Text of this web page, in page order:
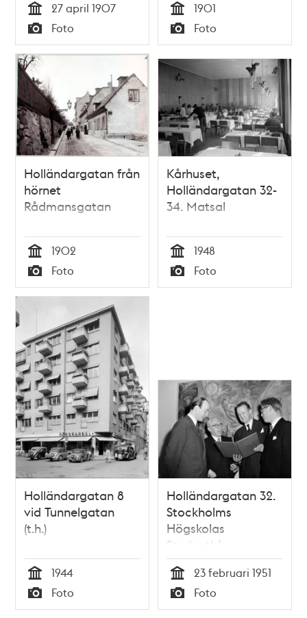
Tid
27 april 1907
Typ
Foto Tid
1901
Typ
Foto
Holländargatan från
hörnet
Rådmansgatan
Tid
1902
Typ
Foto
Kårhuset,
Holländargatan 32-
34. Matsal
Tid
1948
Typ
Foto
Holländargatan 8
vid Tunnelgatan
(t.h.)
Tid
1944
Typ
Foto
Holländargatan 32.
Stockholms
Högskolas
Studentkår.
Diplomutdelning till
hedersledamöter. Fr.
Jarl Tranaeus,
Borgarrådet Ragnar
Tid
23 februari 1951
Typ
Foto